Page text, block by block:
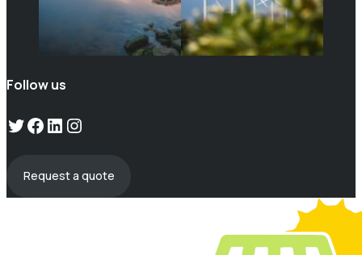
Follow us
Twitter
Facebook
LinkedIn
Instagram
Request a quote